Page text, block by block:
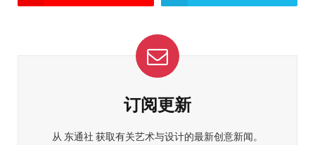
订阅更新
从 东通社 获取有关艺术与设计的最新创意新闻。